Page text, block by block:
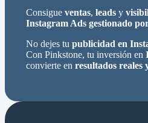
Consigue ventas, leadsy
Instagram Ads gestionado
No dejes tu publicidad en
Con Pinkstone, tu inversión en
convierte en resultados reales